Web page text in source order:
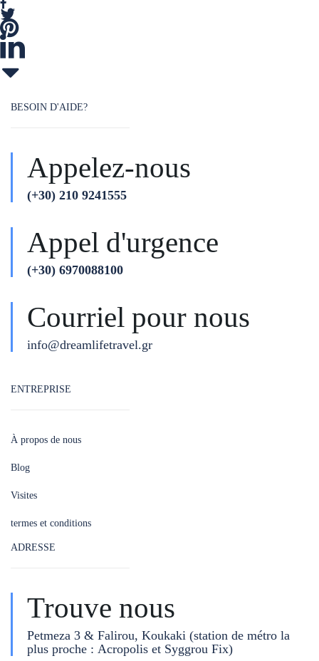
BESOIN D'AIDE?
Appelez-nous
(+30) 210 9241555
Appel d'urgence
(+30) 6970088100
Courriel pour nous
info@dreamlifetravel.gr
ENTREPRISE
À propos de nous
Blog
Visites
termes et conditions
ADRESSE
Trouve nous
Petmeza 3 & Falirou, Koukaki (station de métro la
plus proche : Acropolis et Syggrou Fix)